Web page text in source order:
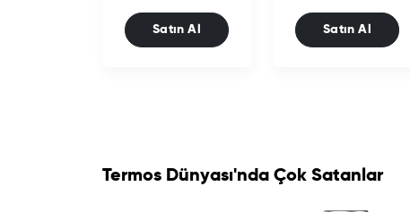
Satın Al Satın Al
Termos Dünyası'nda Çok Satanlar